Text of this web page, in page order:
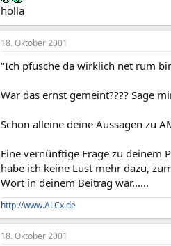
holla
18. Oktober 2001
"Ich pfusche da wirklich net rum
War das ernst gemeint???? Sage
Schon alleine deine Aussagen zu
Eine vernünftige Frage zu deinem
habe ich keine Lust mehr dazu,
Wort in deinem Beitrag war......
http://www.ALCx.de
18. Oktober 2001